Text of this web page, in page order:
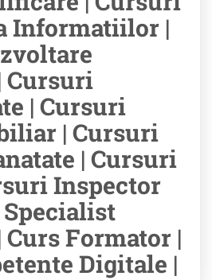
Informatiilor |
Cursuri
| Cursuri
| Cursuri
| Cursuri
Inspector
Specialist
Formator |
Digitale |